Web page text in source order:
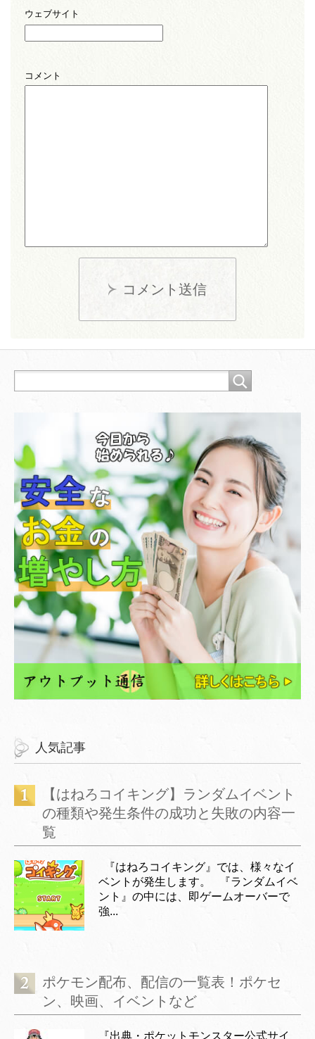
ウェブサイト
コメント
コメント送信
人気記事
【はねろコイキング】ランダムイベント
の種類や発生条件の成功と失敗の内容一
覧
『はねろコイキング』では、様々なイ
ベントが発生します。 『ランダムイベ
ント』の中には、即ゲームオーバーで
強...
ポケモン配布、配信の一覧表！ポケセ
ン、映画、イベントなど
『出典・ポケットモンスター公式サイ